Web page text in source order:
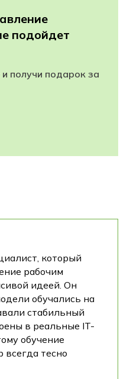
подойдет
получи подарок за
который
рабочим
идеей. Он
обучались на
стабильный
в реальные IT-
обучение
тесно